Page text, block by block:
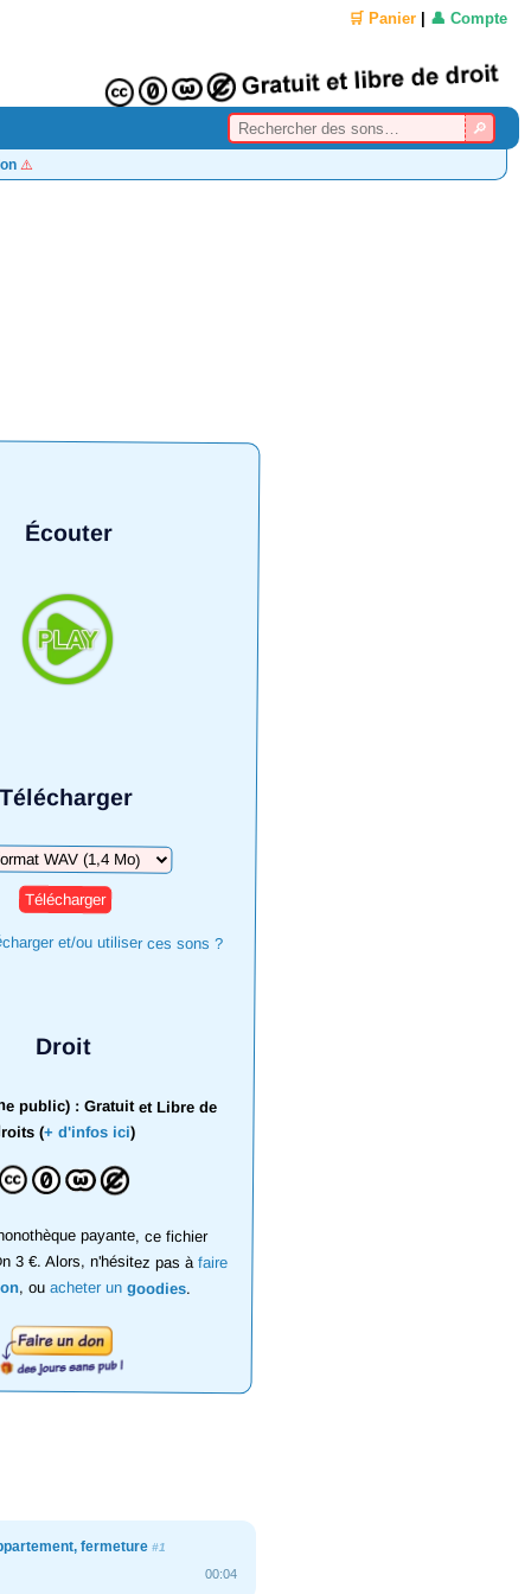
🛒 Panier 👤 Compte
⚠️
Écouter
Télécharger
et/ou utiliser ces sons ?
Droit
public) : Gratuit et Libre de
(+ d'infos ici)
payante, ce fichier
3 €. Alors, n'hésitez pas àfaire
, ouacheter ungoodies.
fermeture#1
00:04